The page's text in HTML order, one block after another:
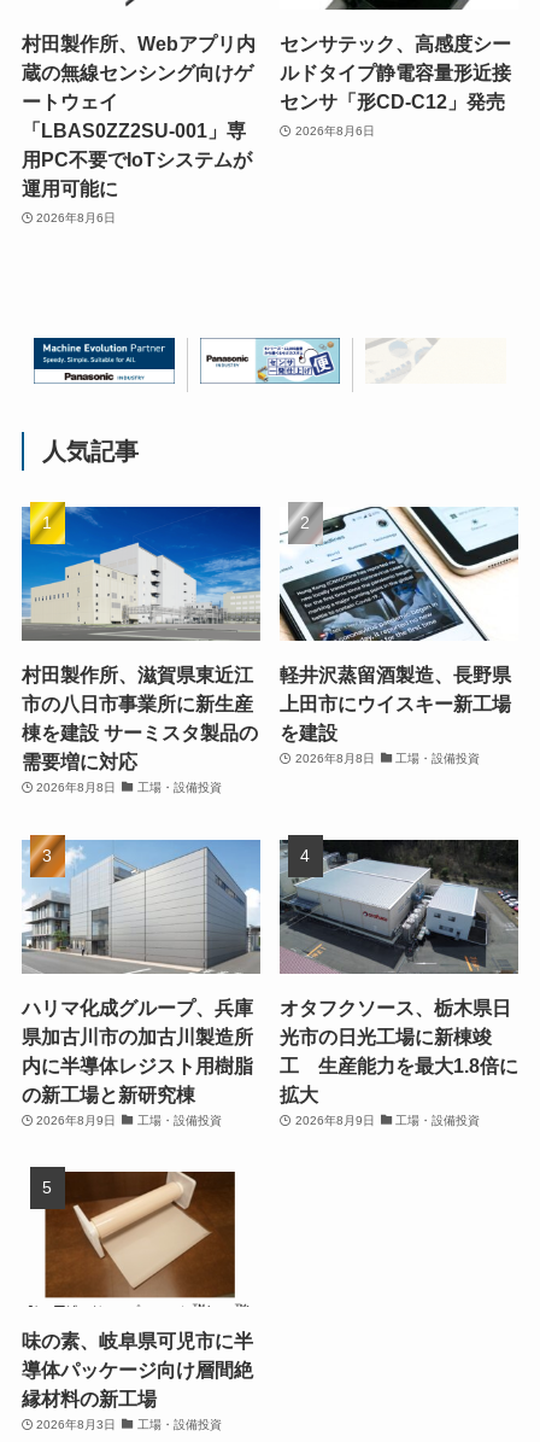
村田製作所、Webアプリ内
蔵の無線センシング向けゲ
ートウェイ
「LBAS0ZZ2SU-001」専
用PC不要でIoTシステムが
運用可能に
2026年8月6日
センサテック、高感度シー
ルドタイプ静電容量形近接
センサ「形CD-C12」発売
2026年8月6日
人気記事
村田製作所、滋賀県東近江
市の八日市事業所に新生産
棟を建設 サーミスタ製品の
需要増に対応
2026年8月8日 工場・設備投資
軽井沢蒸留酒製造、長野県
上田市にウイスキー新工場
を建設
2026年8月8日 工場・設備投資
ハリマ化成グループ、兵庫
県加古川市の加古川製造所
内に半導体レジスト用樹脂
の新工場と新研究棟
2026年8月9日 工場・設備投資
オタフクソース、栃木県日
光市の日光工場に新棟竣
工 生産能力を最大1.8倍に
拡大
2026年8月9日 工場・設備投資
味の素、岐阜県可児市に半
導体パッケージ向け層間絶
縁材料の新工場
2026年8月3日 工場・設備投資